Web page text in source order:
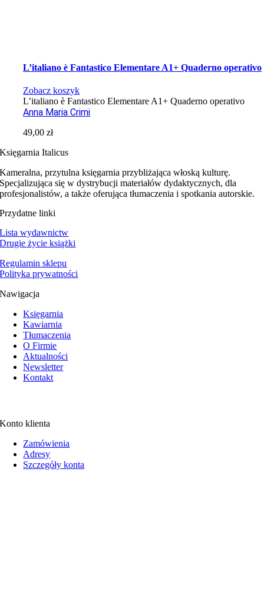
L’italiano è Fantastico Elementare A1+ Quaderno operativo
Zobacz koszyk
L’italiano è Fantastico Elementare A1+ Quaderno operativo
Anna Maria Crimi
49,00zł
Księgarnia Italicus
Kameralna, przytulna księgarnia przybliżająca włoską kulturę.
Specjalizująca się w dystrybucji materiałów dydaktycznych, dla
profesjonalistów, a także oferująca tłumaczenia i spotkania autorskie.
Przydatne linki
Lista wydawnictw
Drugie życie książki
Regulamin sklepu
Polityka prywatności
Nawigacja
Księgarnia
Kawiarnia
Tłumaczenia
O Firmie
Aktualności
Newsletter
Kontakt
Konto klienta
Zamówienia
Adresy
Szczegóły konta